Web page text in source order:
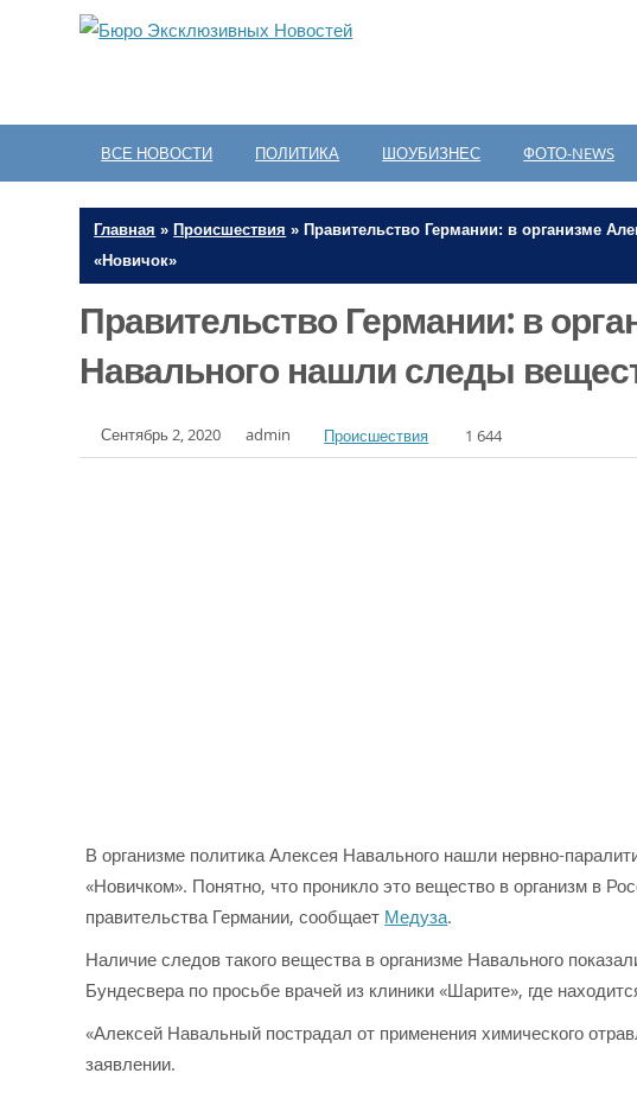
ВСЕ НОВОСТИ ПОЛИТИКА ШОУБИЗНЕС ФОТО-NEWS
Главная » Происшествия » Правительство Германии: в организме
«Новичок»
Правительство Германии: в
Навального нашли следы
Сентябрь 2, 2020 admin Происшествия 1 644
В организме политика Алексея Навального нашли нервно-
«Новичком». Понятно, что проникло это вещество в организм в
правительства Германии, сообщает Медуза.
Наличие следов такого вещества в организме Навального
Бундесвера по просьбе врачей из клиники «Шарите», где
«Алексей Навальный пострадал от применения химического
заявлении.